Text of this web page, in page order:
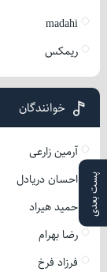
پست بعدی
madahi
ریمکس
خوانندگان
آرمین زارعی
احسان دریادل
حمید هیراد
رضا بهرام
فرزاد فرخ